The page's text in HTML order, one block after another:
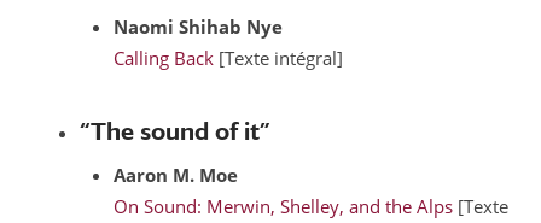
Naomi Shihab Nye
Calling Back [Texte intégral]
“The sound of it”
Aaron M. Moe
On Sound: Merwin, Shelley, and the Alps [Texte